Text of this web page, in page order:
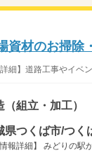
資材のお掃除
詳細】道路工事やイ
（組立・加工）
県つくば市/つく
情報詳細】 みどりの駅